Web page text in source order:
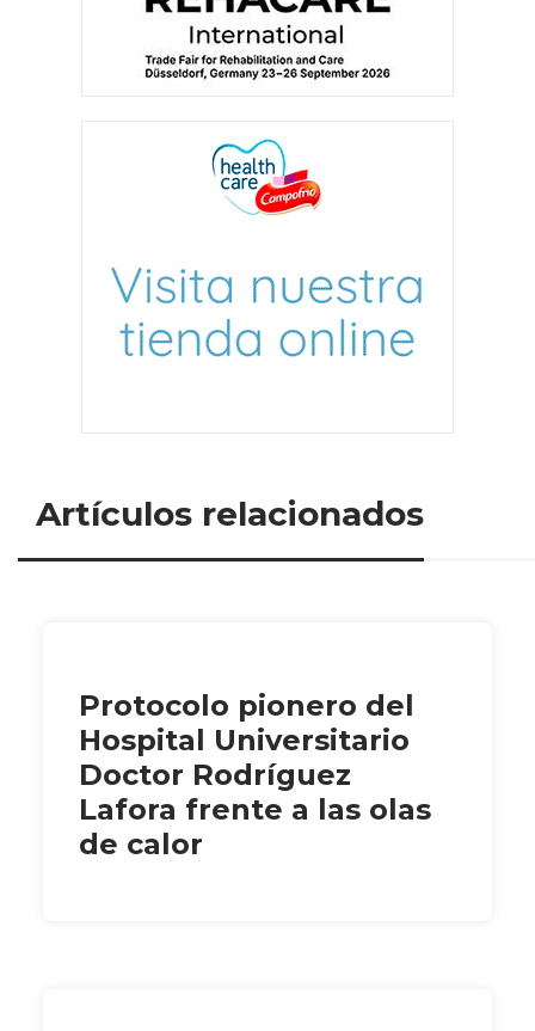
Artículos relacionados
Protocolo pionero del
Hospital Universitario
Doctor Rodríguez
Lafora frente a las olas
de calor